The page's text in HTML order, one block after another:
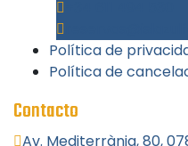
Política de
Política de
Contacto
Av. Mediterrània, 80,